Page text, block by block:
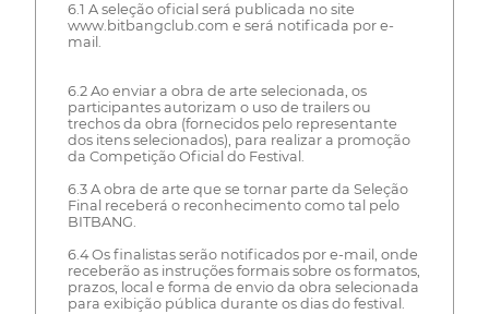
6.1 A seleção oficial será publicada no site
www.bitbangclub.com e será notificada por e-
mail.
6.2 Ao enviar a obra de arte selecionada, os
participantes autorizam o uso de trailers ou
trechos da obra (fornecidos pelo representante
dos itens selecionados), para realizar a promoção
da Competição Oficial do Festival.
6.3 A obra de arte que se tornar parte da Seleção
Final receberá o reconhecimento como tal pelo
BITBANG.
6.4 Os finalistas serão notificados por e-mail, onde
receberão as instruções formais sobre os formatos,
prazos, local e forma de envio da obra selecionada
para exibição pública durante os dias do festival.